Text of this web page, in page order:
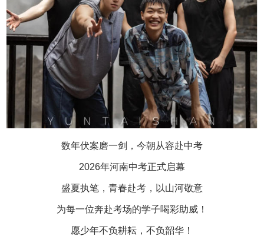
数年伏案磨一剑，今朝从容赴中考
2026年河南中考正式启幕
盛夏执笔，青春赴考，以山河敬意
为每一位奔赴考场的学子喝彩助威！
愿少年不负耕耘，不负韶华！